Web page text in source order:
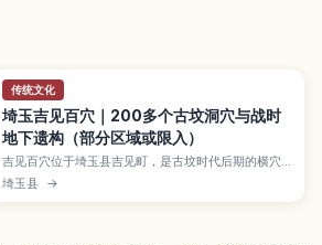
传统文化
埼玉吉见百穴｜200多个古坟洞穴与战时
地下遗构（部分区域或限入）
吉见百穴位于埼玉县吉见町，是古坟时代后期的横穴
墓群，岩壁上排列着200多个洞穴，景象十分震撼。
周边还保留二战时期地下军需工厂遗迹（部分区域可
埼玉县 →